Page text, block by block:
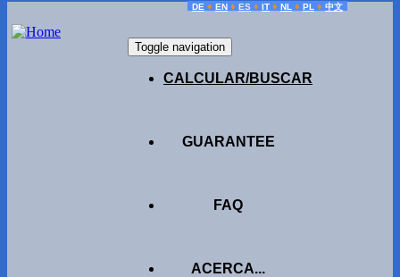
DE ♦ EN ♦ ES ♦ IT ♦ NL ♦ PL ♦ 中文
Toggle navigation
CALCULAR/BUSCAR
GUARANTEE
FAQ
ACERCA...